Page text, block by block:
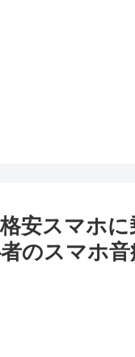
格安スマホ
のスマホ音